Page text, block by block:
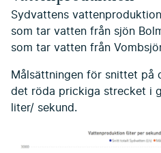
Sydvattens
som tar vatten från sjön
som tar vatten från
Målsättningen för snittet på
det röda prickiga strecket i
liter/ sekund.